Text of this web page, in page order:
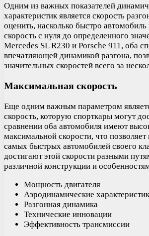
Одним из важных показателей
характеристик является скорость
оценить, насколько быстро
скорость с нуля до определенного
Mercedes SL R230 и Porsche 911, оба
впечатляющей динамикой разгона,
значительных скоростей всего за
Максимальная скорость
Еще одним важным параметром
скорость, которую спорткары могут
сравнении оба автомобиля имеют
максимальной скорости, что
самых быстрых автомобилей своего
достигают этой скорости разными
различной конструкции и
Мощность двигателя
Аэродинамические
Разгонная динамика
Технические инновации
Эффективность трансмиссии